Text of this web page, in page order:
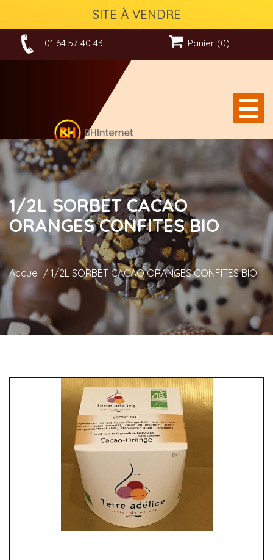
SITE À VENDRE
01 64 57 40 43 Panier (0)
1/2L SORBET CACAO
ORANGES CONFITES BIO
Accueil / 1/2L SORBET CACAO ORANGES CONFITES BIO